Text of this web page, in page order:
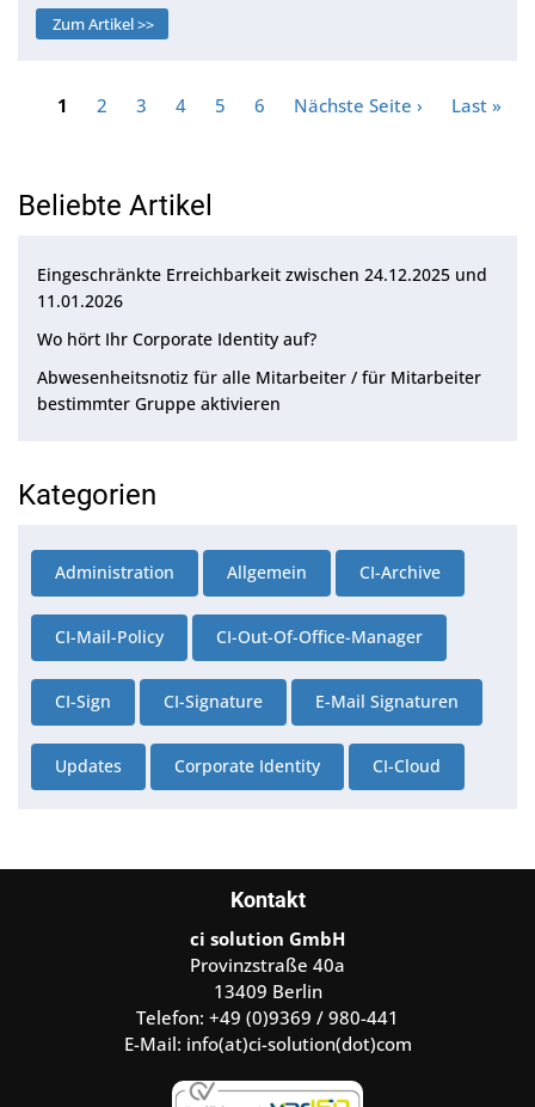
Zum Artikel >>
Seitennummerierung
Page
1 Page
2 Page
3 Page
4 Page
5 Page
6
Nächste
Nächste Seite ›
Letzte
Last »
Beliebte Artikel
Eingeschränkte Erreichbarkeit zwischen 24.12.2025 und
11.01.2026
Wo hört Ihr Corporate Identity auf?
Abwesenheitsnotiz für alle Mitarbeiter / für Mitarbeiter
bestimmter Gruppe aktivieren
Kategorien
Administration Allgemein CI-Archive
CI-Mail-Policy CI-Out-Of-Office-Manager
CI-Sign CI-Signature E-Mail Signaturen
Updates Corporate Identity CI-Cloud
Kontakt
ci solution GmbH
Provinzstraße 40a
13409 Berlin
Telefon: +49 (0)9369 / 980-441
E-Mail: info(at)ci-solution(dot)com